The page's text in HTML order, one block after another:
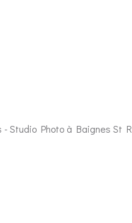
Studio Photo à Baignes St